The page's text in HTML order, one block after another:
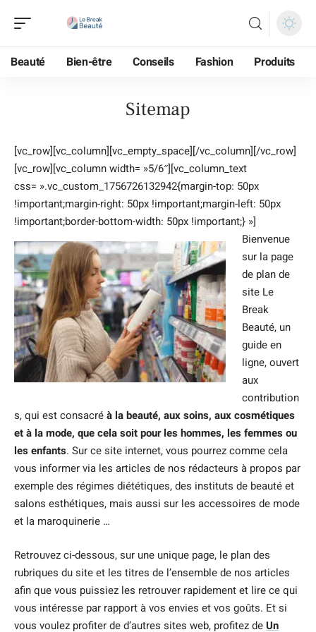
Beauté Bien-être Conseils Fashion Produits
Sitemap
[vc_row][vc_column][vc_empty_space][/vc_column][/vc_row]
[vc_row][vc_column width= »5/6″][vc_column_text
css= ».vc_custom_1756726132942{margin-top: 50px
!important;margin-right: 50px !important;margin-left: 50px
!important;border-bottom-width: 50px !important;} »]
Bienvenue
sur la page
de plan de
site Le
Break
Beauté, un
guide en
ligne, ouvert
aux
contribution
s, qui est consacréà la beauté, aux soins, aux cosmétiques
et à la mode, que cela soit pour les hommes, les femmes ou
les enfants. Sur ce site internet, vous pourrez comme cela
vous informer via les articles de nos rédacteurs à propos par
exemple des régimes diététiques, des instituts de beauté et
salons esthétiques, mais aussi sur les accessoires de mode
et la maroquinerie …
Retrouvez ci-dessous, sur une unique page, le plan des
rubriques du site et les titres de l’ensemble de nos articles
afin que vous puissiez les retrouver rapidement et lire ce qui
vous intéresse par rapport à vos envies et vos goûts. Et si
vous voulez profiter de d’autres sites web, profitez deUn